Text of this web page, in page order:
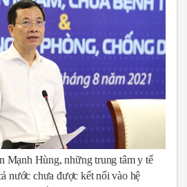
Mạnh Hùng, những trung tâm y tế
nước chưa được kết nối vào hệ